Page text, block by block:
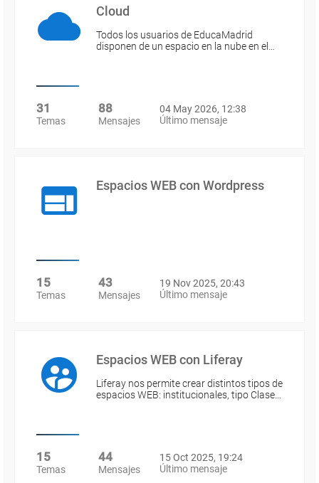
Cloud
Todos los usuarios de EducaMadrid
disponen de un espacio en la nube en el…
31
Temas
88
Mensajes
04 May 2026, 12:38
Último mensaje
Espacios WEB con Wordpress
15
Temas
43
Mensajes
19 Nov 2025, 20:43
Último mensaje
Espacios WEB con Liferay
Liferay nos permite crear distintos tipos de
espacios WEB: institucionales, tipo Clase…
15
Temas
44
Mensajes
15 Oct 2025, 19:24
Último mensaje